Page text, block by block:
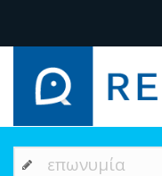
επωνυμία